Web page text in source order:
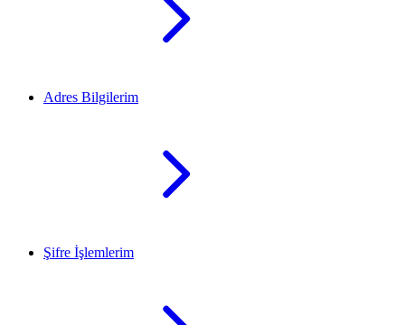
Adres Bilgilerim
Şifre İşlemlerim